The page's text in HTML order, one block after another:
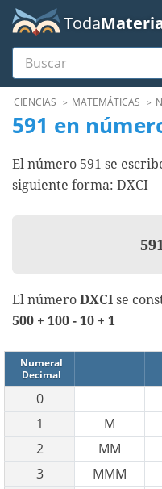
Toda
Buscar
MenúCIENCIAS MATEMÁTICAS
591 en
El número 591 se
siguiente forma: DXCI
591
El número DXCI se
500 + 100 - 10 + 1
Numeral
Decimal
0
1
M
2
MM
3
MMM